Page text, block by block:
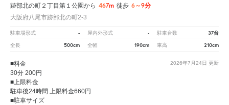
跡部北の町２丁目第１公園から 467m 徒歩 6～9分
大阪府八尾市跡部北の町2-3
駐車場形式 - 屋内外形式 - 駐車台数 37台
全長 500cm 全幅 190cm 車高 210cm
2026年7月24日 更新
■料金
30分 200円
■上限料金
駐車後24時間 上限料金660円
■駐車サイズ